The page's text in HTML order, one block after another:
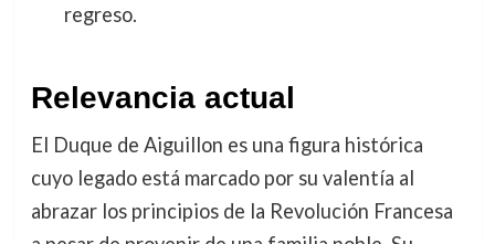
regreso.
Relevancia actual
El Duque de Aiguillon es una figura histórica
cuyo legado está marcado por su valentía al
abrazar los principios de la Revolución Francesa